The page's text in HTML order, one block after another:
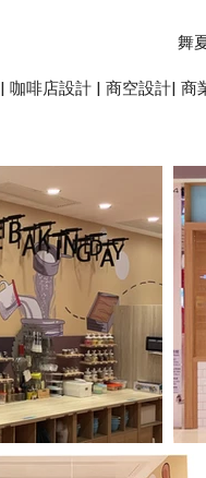
舞
| 咖啡店設計 | 商空設計| 商